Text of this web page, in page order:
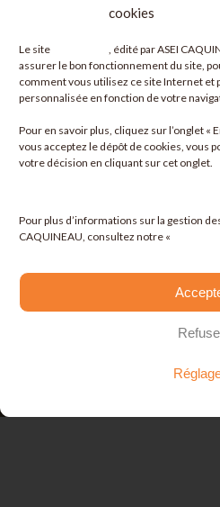
cookies
Le site
, édité par ASEI
assurer le bon fonctionnement du site,
comment vous utilisez ce site Internet et
personnalisée en fonction de votre
Pour en savoir plus, cliquez sur l’onglet «
vous acceptez le dépôt de cookies, vous
votre décision en cliquant sur cet onglet.
Pour plus d’informations sur la gestion
CAQUINEAU, consultez notre «
Se
Espaces de